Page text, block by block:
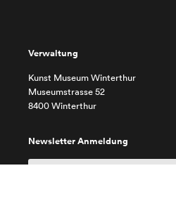
Verwaltung
Kunst Museum Winterthur
Museumstrasse 52
8400 Winterthur
Newsletter Anmeldung